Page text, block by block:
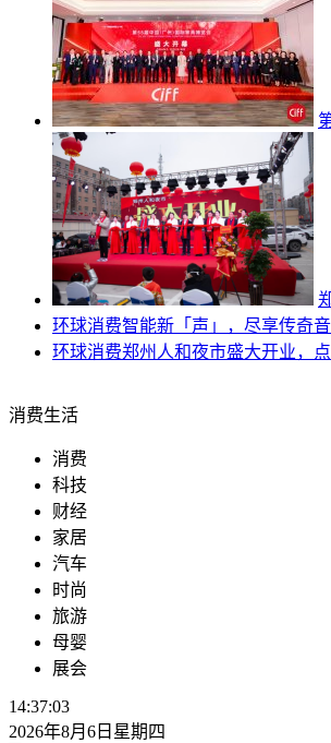
环球消费智能新「声」，尽享传奇
环球消费郑州人和夜市盛大开业，
消费生活
消费
科技
财经
家居
汽车
时尚
旅游
母婴
展会
14:37:03
2026年8月6日星期四